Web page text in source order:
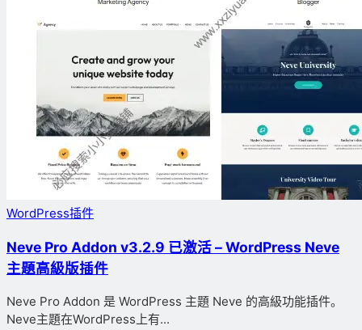
WordPress插件
Neve Pro Addon v3.2.9 已激活 – WordPress Neve
主題高級版插件
Neve Pro Addon 是 WordPress 主題 Neve 的高級功能插件。
Neve主題在WordPress上有...